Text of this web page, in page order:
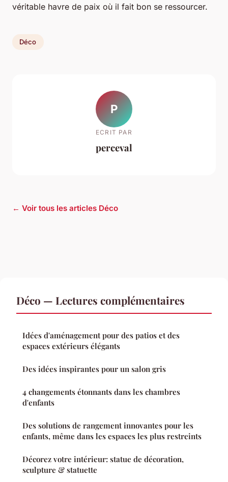
véritable havre de paix où il fait bon se ressourcer.
Déco
P
ECRIT PAR
perceval
← Voir tous les articles Déco
Déco — Lectures complémentaires
Idées d'aménagement pour des patios et des
espaces extérieurs élégants
Des idées inspirantes pour un salon gris
4 changements étonnants dans les chambres
d'enfants
Des solutions de rangement innovantes pour les
enfants, même dans les espaces les plus restreints
Décorez votre intérieur: statue de décoration,
sculpture & statuette